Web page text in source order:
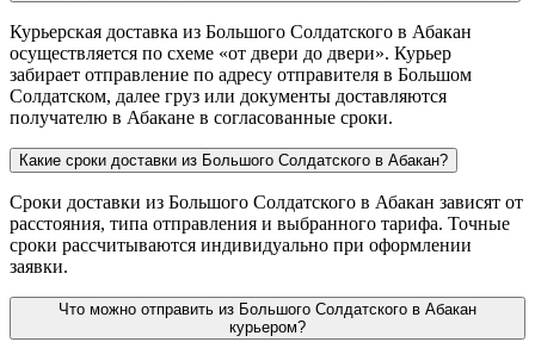
Курьерская доставка из Большого Солдатского в Абакан
осуществляется по схеме «от двери до двери». Курьер
забирает отправление по адресу отправителя в Большом
Солдатском, далее груз или документы доставляются
получателю в Абакане в согласованные сроки.
Какие сроки доставки из Большого Солдатского в Абакан?
Сроки доставки из Большого Солдатского в Абакан зависят от
расстояния, типа отправления и выбранного тарифа. Точные
сроки рассчитываются индивидуально при оформлении
заявки.
Что можно отправить из Большого Солдатского в Абакан
курьером?